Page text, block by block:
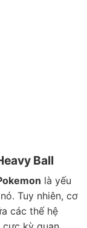
Ball
là yếu
Tuy nhiên, cơ
các thế hệ